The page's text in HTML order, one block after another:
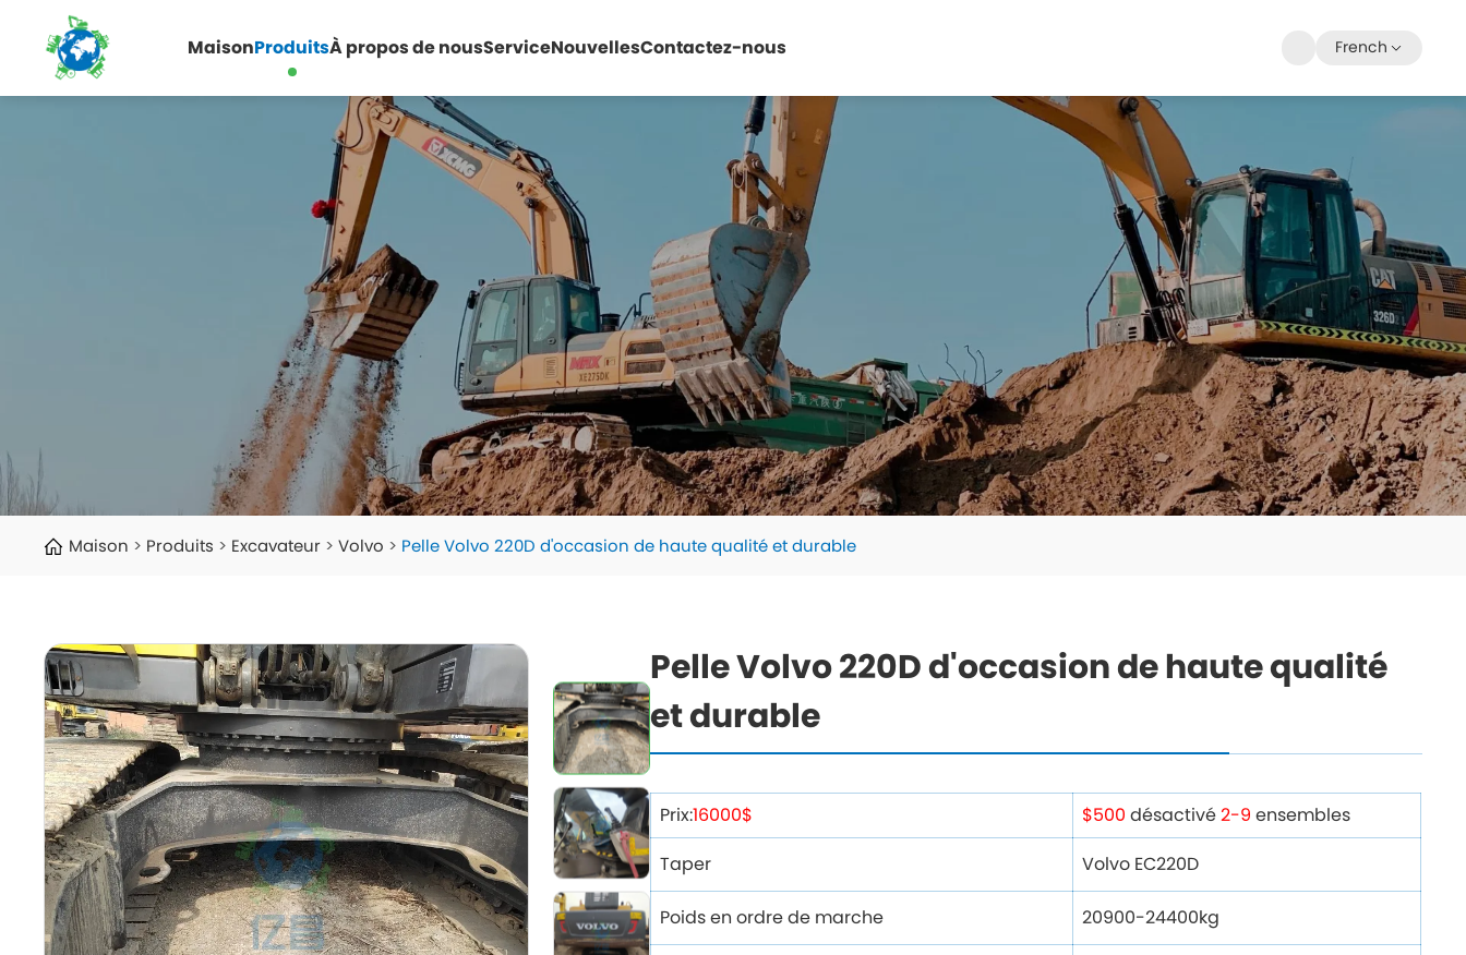
MaisonProduitsÀ propos de nousServiceNouvellesContactez-nous French
Maison Produits Excavateur Volvo Pelle Volvo 220D d'occasion de haute qualité et durable
Pelle Volvo 220D d'occasion de haute qualité
et durable
Prix:16000$ $500désactivé2-9ensembles
Taper
Volvo EC220D
Poids en ordre de marche 20900-24400kg